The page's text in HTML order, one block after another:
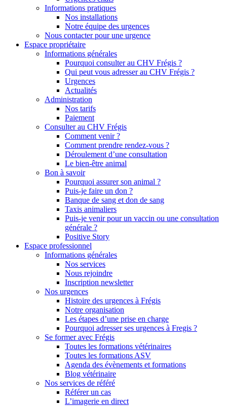
Informations pratiques
Nos installations
Notre équipe des urgences
Nous contacter pour une urgence
Espace propriétaire
Informations générales
Pourquoi consulter au CHV Frégis ?
Qui peut vous adresser au CHV Frégis ?
Urgences
Actualités
Administration
Nos tarifs
Paiement
Consulter au CHV Frégis
Comment venir ?
Comment prendre rendez-vous ?
Déroulement d’une consultation
Le bien-être animal
Bon à savoir
Pourquoi assurer son animal ?
Puis-je faire un don ?
Banque de sang et don de sang
Taxis animaliers
Puis-je venir pour un vaccin ou une consultation
générale ?
Positive Story
Espace professionnel
Informations générales
Nos services
Nous rejoindre
Inscription newsletter
Nos urgences
Histoire des urgences à Frégis
Notre organisation
Les étapes d’une prise en charge
Pourquoi adresser ses urgences à Fregis ?
Se former avec Frégis
Toutes les formations vétérinaires
Toutes les formations ASV
Agenda des évènements et formations
Blog vétérinaire
Nos services de référé
Référer un cas
L’imagerie en direct